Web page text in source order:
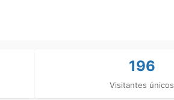
196
Visitantes únicos